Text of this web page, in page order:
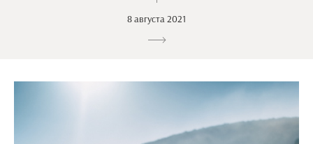
8 августа 2021